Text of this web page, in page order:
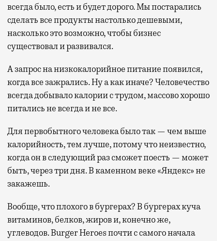
всегда было, есть и будет дорого. Мы постарались
сделать все продукты настолько дешевыми,
насколько это возможно, чтобы бизнес
существовал и развивался.
А запрос на низкокалорийное питание появился,
когда все зажрались. Ну а как иначе? Человечество
всегда добывало калории с трудом, массово хорошо
питались не всегда и не все.
Для первобытного человека было так — чем выше
калорийность, тем лучше, потому что неизвестно,
когда он в следующий раз сможет поесть — может
быть, через три дня. В каменном веке «Яндекс» не
закажешь.
Вообще, что плохого в бургерах? В бургерах куча
витаминов, белков, жиров и, конечно же,
углеводов. Burger Heroes почти с самого начала